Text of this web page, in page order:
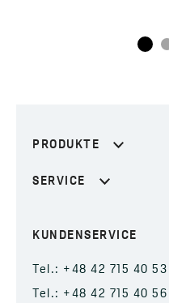
PRODUKTE
SERVICE
KUNDENSERVICE
Tel.: +48 42 715 40 53
Tel.: +48 42 715 40 56